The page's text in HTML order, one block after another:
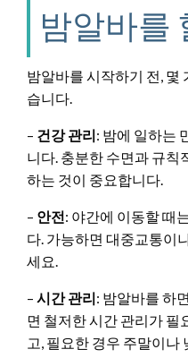
밤알바를
밤알바를 시작하기 전, 몇
습니다.
– 건강 관리: 밤에 일하는
니다. 충분한 수면과 규칙
하는 것이 중요합니다.
– 안전: 야간에 이동할 때
다. 가능하면 대중교통이
세요.
– 시간 관리: 밤알바를 하
면 철저한 시간 관리가 필
고, 필요한 경우 주말이나